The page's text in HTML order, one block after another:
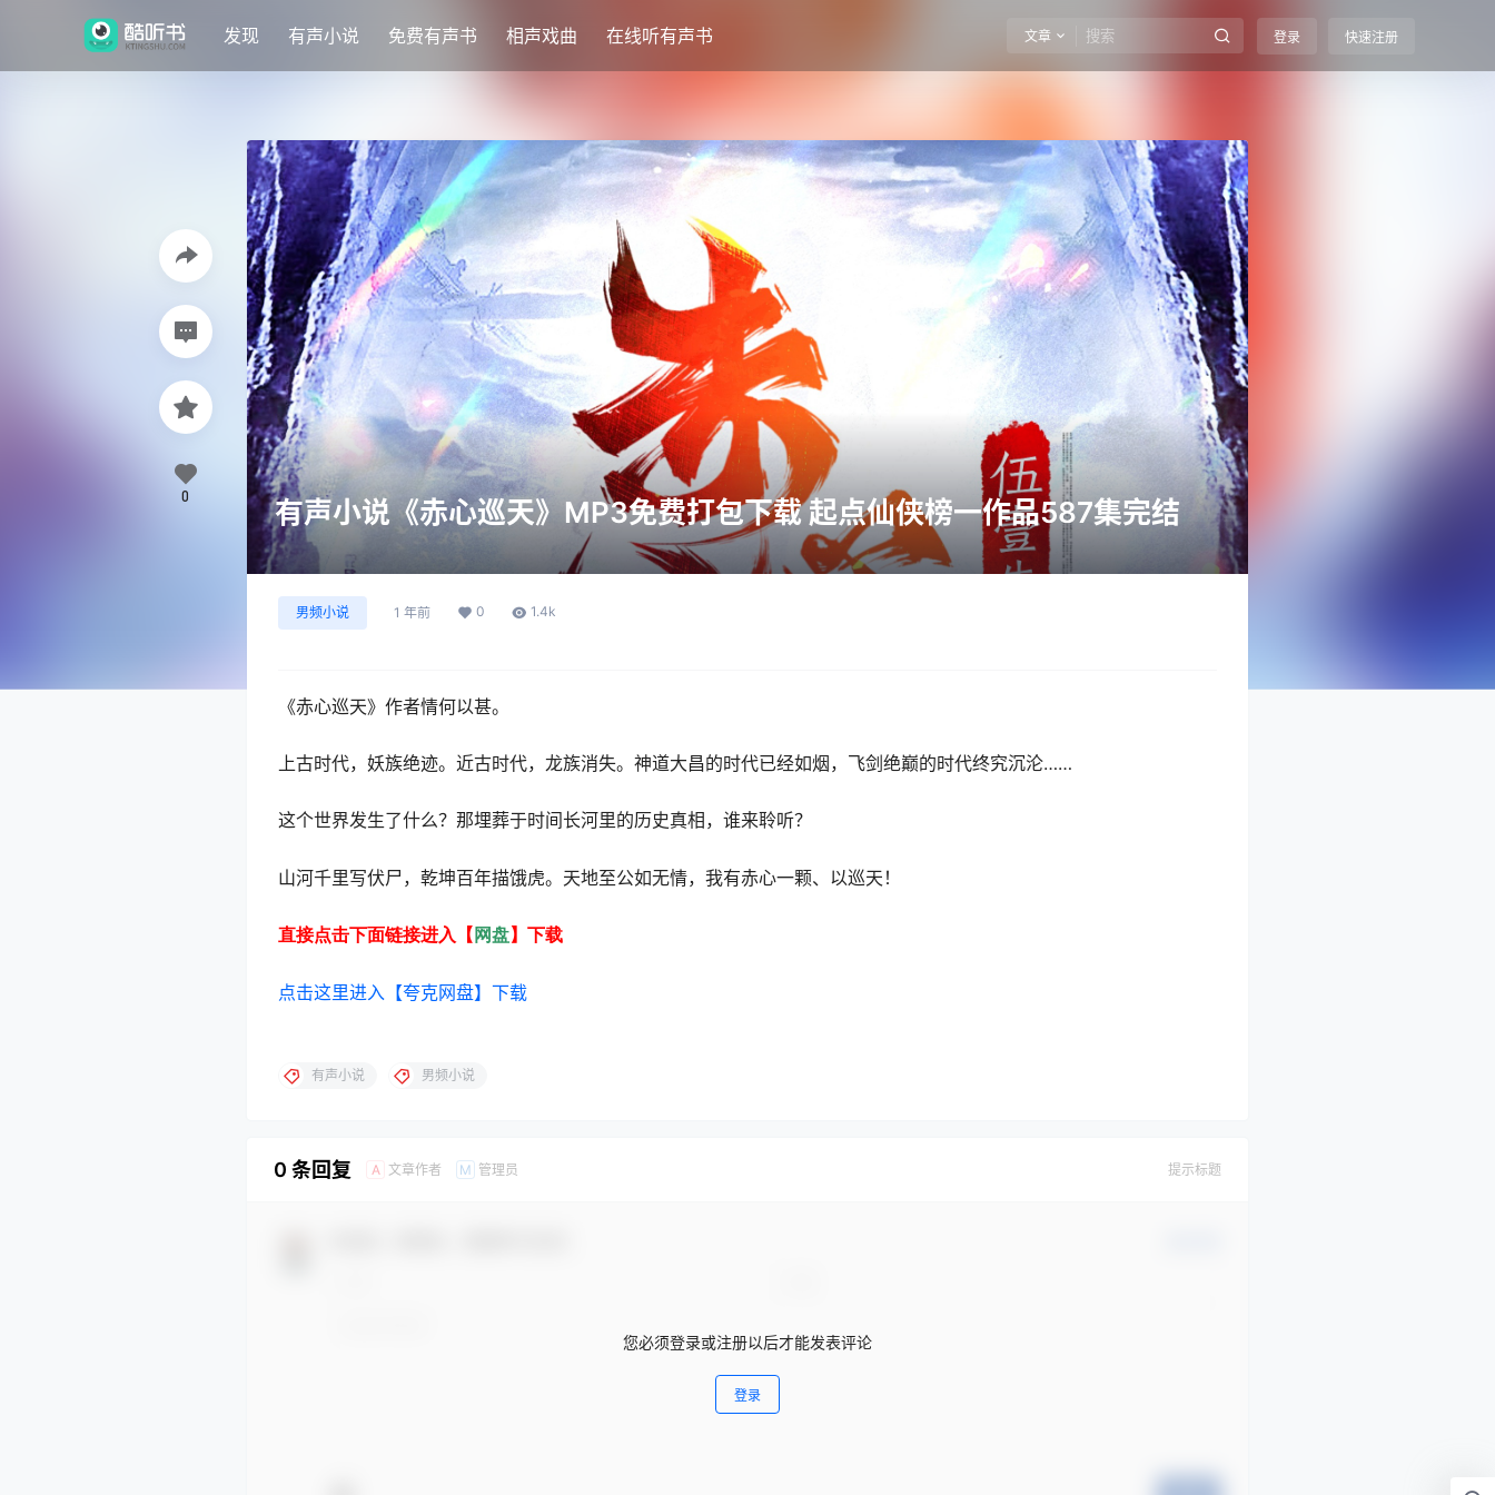
发现 有声小说 免费有声书 相声戏曲 在线听有声书 文章 登录 快速注册
有声小说《赤心巡天》MP3免费打包下载 起点仙侠榜一作品587集完结
男频小说 1 年前 0 1.4k
《赤心巡天》作者情何以甚。
上古时代，妖族绝迹。近古时代，龙族消失。神道大昌的时代已经如烟，飞剑绝巅的时代终究沉沦……
这个世界发生了什么？那埋葬于时间长河里的历史真相，谁来聆听？
山河千里写伏尸，乾坤百年描饿虎。天地至公如无情，我有赤心一颗、以巡天！
直接点击下面链接进入【 网盘】下载
点击这里进入【夸克网盘】下载
0
有声小说 男频小说
0 条回复 A 文章作者 M 管理员 提示标题
您必须登录或注册以后才能发表评论
登录